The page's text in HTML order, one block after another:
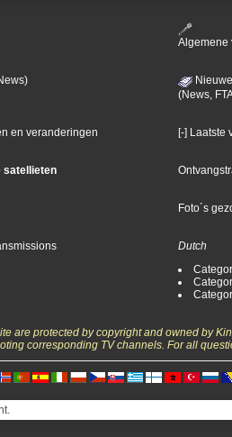
Algemene
(News,
en veranderingen [-] Laatste
satellieten
Foto´s
Dutch
are protected by copyright and owned by
corresponding TV channels. For all